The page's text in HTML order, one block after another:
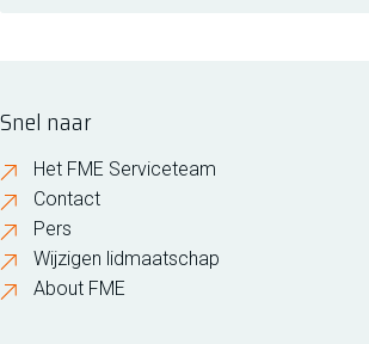
Snel naar
Het FME Serviceteam
Contact
Pers
Wijzigen lidmaatschap
About FME